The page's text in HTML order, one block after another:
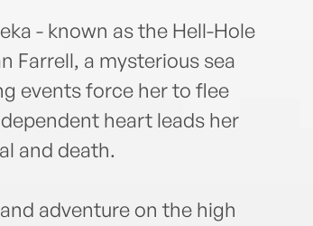
- known as the Hell-Hole
Farrell, a mysterious sea
events force her to flee
heart leads her
and death.
adventure on the high